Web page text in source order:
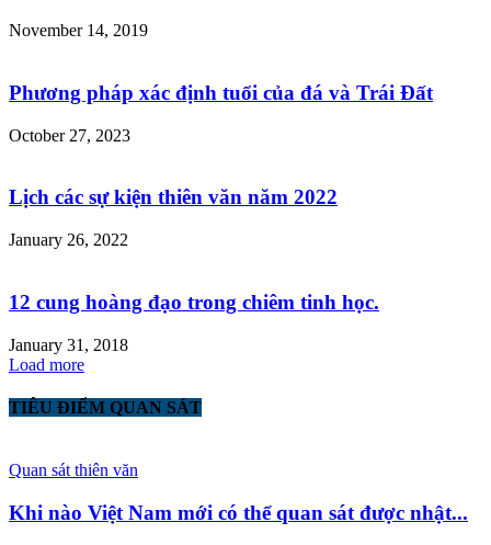
November 14, 2019
Phương pháp xác định tuổi của đá và Trái Đất
October 27, 2023
Lịch các sự kiện thiên văn năm 2022
January 26, 2022
12 cung hoàng đạo trong chiêm tinh học.
January 31, 2018
Load more
TIÊU ĐIỂM QUAN SÁT
Quan sát thiên văn
Khi nào Việt Nam mới có thể quan sát được nhật...